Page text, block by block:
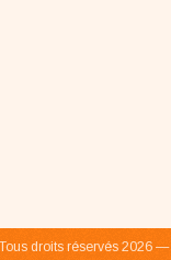
droits réservés 2026 —